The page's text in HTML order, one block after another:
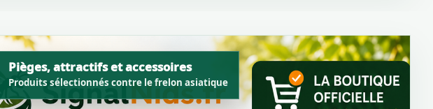
Pièges, attractifs et accessoires
Produits sélectionnés contre le frelon asiatique